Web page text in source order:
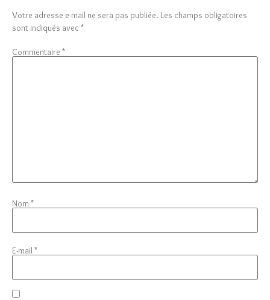
Votre adresse e-mail ne sera pas publiée. Les champs obligatoires
sont indiqués avec *
Commentaire *
Nom *
E-mail *